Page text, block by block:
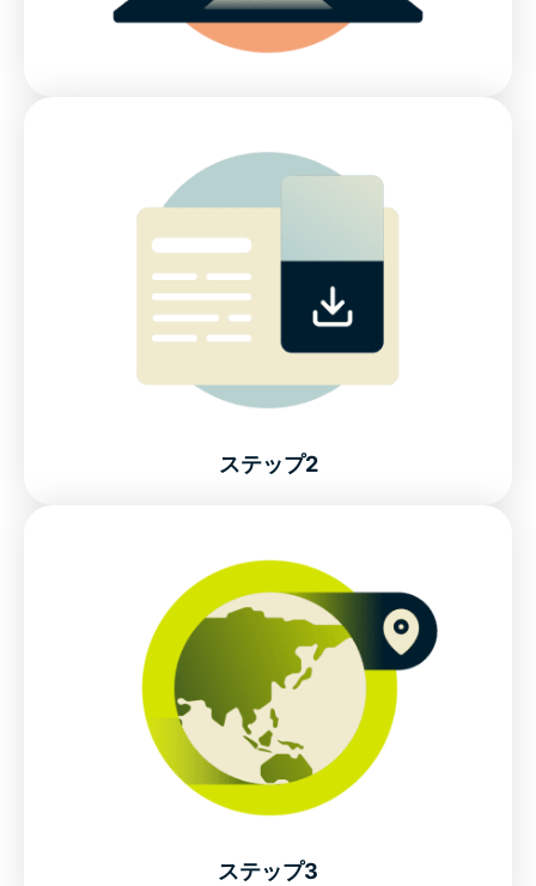
ExpressVPNが使えるその他の国々
Get ExpressVPN for India in 3 simple steps
Watch: How to set up ExpressVPN for India
Why use an India VPN?
Free India VPNs vs ExpressVPN
Why choose ExpressVPN for India?
Popular VPN server locations for India users
Is using a VPN legal in India?
Why millions choose expressVPN as their India
ExpressVPNに登録。
ステップ2
ステップ3